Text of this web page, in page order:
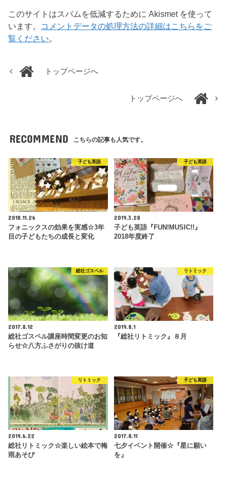
このサイトはスパムを低減するために Akismet を使って
います。 コメントデータの処理方法の詳細はこちらをご
覧ください。
トップページへ
トップページへ
RECOMMEND こちらの記事も人気です。
子ども英語
2018.11.26
フォニックスの効果を実感☆3年
目の子どもたちの成長と変化
子ども英語
2019.3.28
子ども英語『FUN!MUSIC!!』
2018年度終了
総社ゴスペル
2017.8.12
総社ゴスペル講座時間変更のお知
らせ☆八方ふさがりの抜け道
リトミック
2019.8.1
『総社リトミック』８月
リトミック
2019.6.22
総社リトミック☆楽しい絵本で梅
雨あそび
子ども英語
2017.8.11
七夕イベント開催☆『星に願い
を』